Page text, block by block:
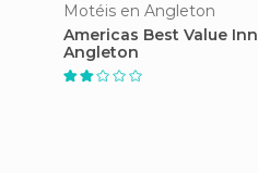
Motéis en Angleton
Americas Best Value Inn
Angleton